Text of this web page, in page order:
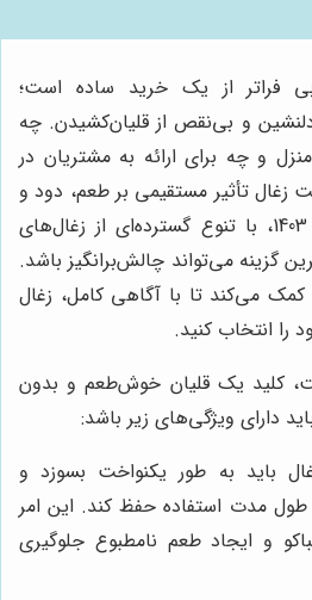
فراتر از یک خرید ساده است؛
و بی‌نقص از قلیان‌کشیدن. چه
و چه برای ارائه به مشتریان در
زغال تأثیر مستقیمی بر طعم، دود و
لذت نهایی دارد. در سال 1403، با تنوع گسترده‌ای از زغال‌های
گزینه می‌تواند چالش‌برانگیز باشد.
می‌کند تا با آگاهی کامل، زغال
را انتخاب کنید.
کلید یک قلیان خوش‌طعم و بدون
دارای ویژگی‌های زیر باشد:
باید به طور یکنواخت بسوزد و
طول مدت استفاده حفظ کند. این امر
و ایجاد طعم نامطبوع جلوگیری